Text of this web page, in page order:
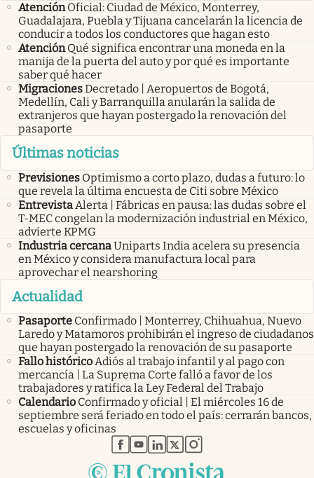
Atención Oficial: Ciudad de México, Monterrey,
Guadalajara, Puebla y Tijuana cancelarán la licencia de
conducir a todos los conductores que hagan esto
Atención Qué significa encontrar una moneda en la
manija de la puerta del auto y por qué es importante
saber qué hacer
MigracionesDecretado | Aeropuertos de Bogotá,
Medellín, Cali y Barranquilla anularán la salida de
extranjeros que hayan postergado la renovación del
pasaporte
Últimas noticias
Previsiones Optimismo a corto plazo, dudas a futuro: lo
que revela la última encuesta de Citi sobre México
Entrevista Alerta | Fábricas en pausa: las dudas sobre el
T-MEC congelan la modernización industrial en México,
advierte KPMG
Industria cercanaUniparts India acelera su presencia
en México y considera manufactura local para
aprovechar el nearshoring
Actualidad
Pasaporte Confirmado | Monterrey, Chihuahua, Nuevo
Laredo y Matamoros prohibirán el ingreso de ciudadanos
que hayan postergado la renovación de su pasaporte
Fallo históricoAdiós al trabajo infantil y al pago con
mercancía | La Suprema Corte falló a favor de los
trabajadores y ratifica la Ley Federal del Trabajo
Calendario Confirmado y oficial | El miércoles 16 de
septiembre será feriado en todo el país: cerrarán bancos,
escuelas y oficinas
abre en nueva pestaña
abre en nueva pestaña
abre en nueva pestaña
abre en nueva pestaña
abre en nueva pestaña